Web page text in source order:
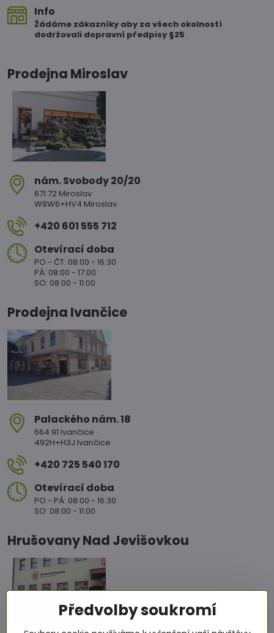
Info
Žádáme zákazníky aby za všech okolností
dodržovali dopravní předpisy §25
Prodejna Miroslav
nám​. Svobody 20/20
671 72 Miroslav
W8W6+HV4 Miroslav
+420 601 555 712
Otevírací doba
PO - ČT: 08:00 - 16:30
PÁ: 08:00 - 17:00
SO: 08:00 - 11:00
Prodejna Ivančice
Palackého nám​. 18
664 91 Ivančice
492H+H3J Ivančice
+420 725 540 170
Otevírací doba
PO - PÁ: 08:00 - 16:30
SO: 08:00 - 11:00
Hrušovany Nad Jevišovkou
Předvolby soukromí